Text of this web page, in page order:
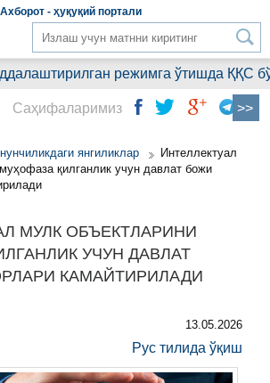
Aхборот - ҳуқуқийпортали
режимга ўтишда ҚҚС
янгиликлар
Интеллектуал
қилганлик учун давлат божи
МУЛК ОБЪЕКТЛАРИНИ
УЧУН ДАВЛАТ
КАМАЙТИРИЛАДИ
13.05.2026
Рус тилида ўқиш
Саҳифаларимиз